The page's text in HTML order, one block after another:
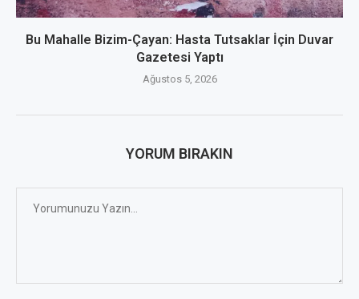
Bu Mahalle Bizim-Çayan: Hasta Tutsaklar İçin Duvar
Gazetesi Yaptı
Ağustos 5, 2026
YORUM BIRAKIN